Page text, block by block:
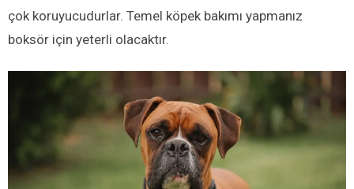
çok koruyucudurlar. Temel köpek bakımı yapmanız
boksör için yeterli olacaktır.